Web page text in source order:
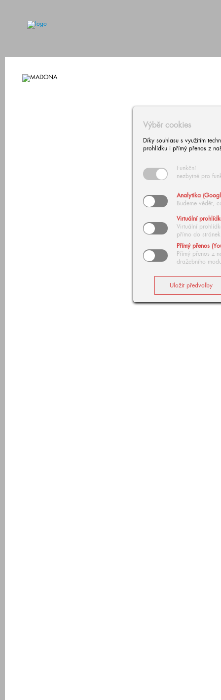
Výběr cookies
Díky souhlasu s využitím
prohlídku i přímý přenos z
Funkční
nezbytné pro
Analytika
Budeme vědět,
Virtuální
Virtuální
přímo do stránek
Přímý přenos
Přímý přenos z
dražebního